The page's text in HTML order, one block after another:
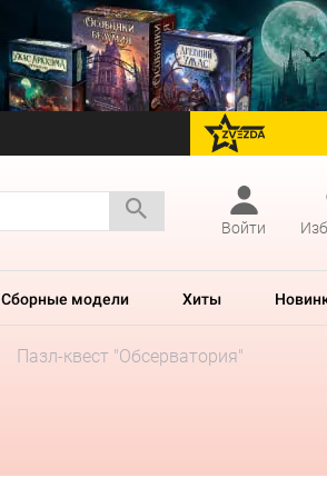
перейти на Zvezda
Войти
Сборные модели Хиты
Пазл-квест "Обсерватория"